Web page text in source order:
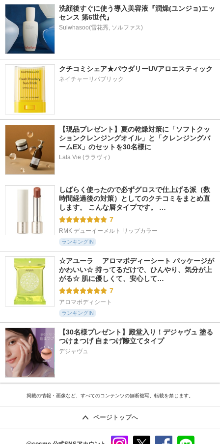
洗顔後すぐに使う導入美容液『潤燥(ユンジョ)エッ
センス 第6世代』
クチコミシェア★パウダリーUVアロエスティック
ネイチャーリパブリック
【現品プレゼント】夏の乾燥対策に「ソフトクッ
ションクレンジングオイル」と「クレンジングバ
ームEX」のセットを30名様に
Lala Vie (ララヴィ)
しばらく使ったので必ずグロスで仕上げる派（数
時間経過後の対策）としてのクチコミをまとめ直
します。 こんな唇タイプです。 …
7
RMK デューイーメルト リップカラー
ランキングIN
☆アユーラ 　アロマボディーシート パッケージが
かわいい☆ 持ってるだけで、ひんやり、気分が上
がる☆ 肌に優しくて、安心して…
7
アロマボディシート
ランキングIN
【30名様プレゼント】殿堂入り！デジャヴュ 塗る
つけまつげ 自まつげ際立てタイプ
デジャヴュ
掲載の情報・画像など、すべてのコンテンツの無断複写、転載を禁じます。
ページトップへ